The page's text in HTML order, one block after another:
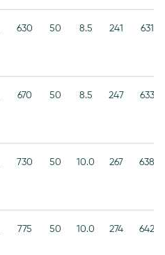
630 50 8.5 241 631
670 50 8.5 247 633
730 50 10.0 267 638
775 50 10.0 274 642